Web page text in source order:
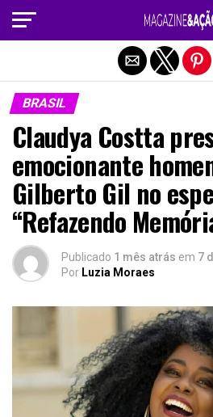
BRASIL
Claudya Costta
emocionante
Gilberto Gil no
“Refazendo
Publicado 1 mês atrás em 7
Por Luzia Moraes
Sair da versão